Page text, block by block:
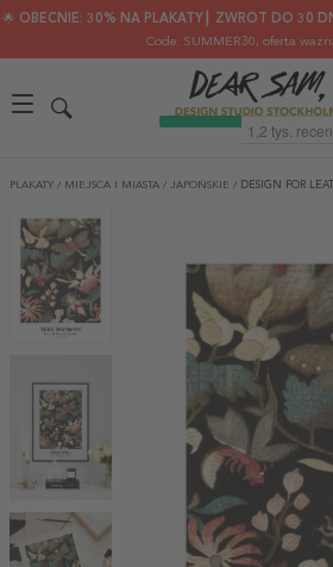
🌟 OBECNIE: 30% NA PLAKATY┃ ZWROT DO 30
Code: SUMMER30, oferta
PLAKATY / MIEJSCA I MIASTA / JAPOŃSKIE / DESIGN FOR